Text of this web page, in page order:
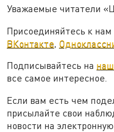
Уважаемые читатели
Присоединяйтесь к нам
ВКонтакте,
Подписывайтесь на
все самое интересное.
Если вам есть чем
присылайте свои
новости на